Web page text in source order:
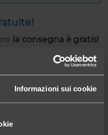
Informazioni sui cookie
la consegna è gratis!
espresso